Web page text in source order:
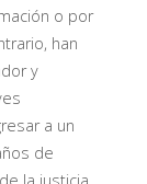
o por
han
y
a un
de
la justicia